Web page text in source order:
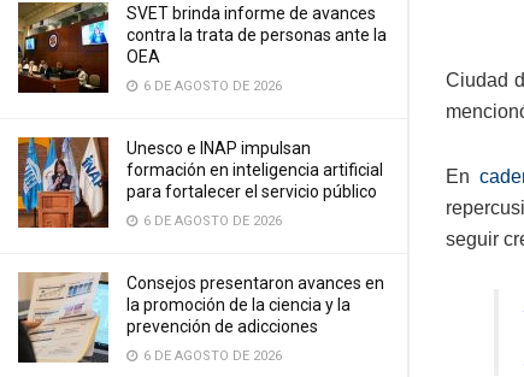
SVET brinda informe de avances
contra la trata de personas ante la
OEA
6 DE AGOSTO DE 2026
Unesco e INAP impulsan
formación en inteligencia artificial
para fortalecer el servicio público
6 DE AGOSTO DE 2026
Consejos presentaron avances en
la promoción de la ciencia y la
prevención de adicciones
6 DE AGOSTO DE 2026
Ciudad
En
seguir